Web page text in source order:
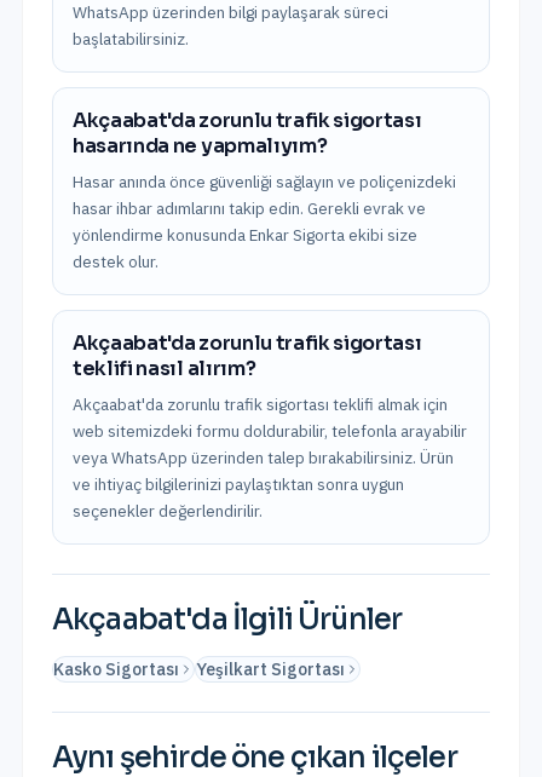
WhatsApp üzerinden bilgi paylaşarak süreci
başlatabilirsiniz.
Akçaabat'da zorunlu trafik sigortası
hasarında ne yapmalıyım?
Hasar anında önce güvenliği sağlayın ve poliçenizdeki
hasar ihbar adımlarını takip edin. Gerekli evrak ve
yönlendirme konusunda Enkar Sigorta ekibi size
destek olur.
Akçaabat'da zorunlu trafik sigortası
teklifi nasıl alırım?
Akçaabat'da zorunlu trafik sigortası teklifi almak için
web sitemizdeki formu doldurabilir, telefonla arayabilir
veya WhatsApp üzerinden talep bırakabilirsiniz. Ürün
ve ihtiyaç bilgilerinizi paylaştıktan sonra uygun
seçenekler değerlendirilir.
Akçaabat'da İlgili Ürünler
Kasko Sigortası Yeşilkart Sigortası
Aynı şehirde öne çıkan ilçeler